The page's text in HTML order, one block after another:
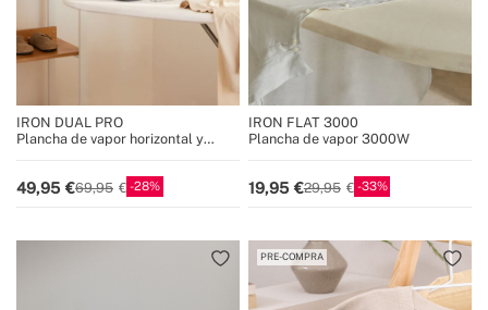
IRON DUAL PRO
Plancha de vapor horizontal y
49,95 69,95 28
IRON FLAT 3000
Plancha de vapor 3000W
19,95 29,95 33
PRE-COMPRA